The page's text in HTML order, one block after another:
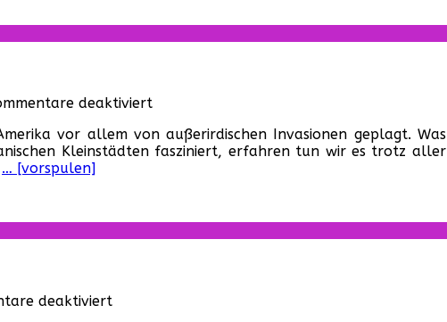
deaktiviertfür
one
will
2023)
vor allem von außerirdischen Invasionen geplagt. Was
Kleinstädten fasziniert, erfahren tun wir es trotz aller
… [vorspulen]
deaktiviert